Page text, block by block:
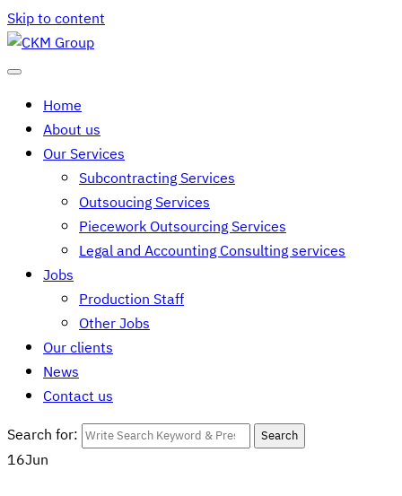
Skip to content
Home
About us
Our Services
Subcontracting Services
Outsoucing Services
Piecework Outsourcing Services
Legal and Accounting Consulting services
Jobs
Production Staff
Other Jobs
Our clients
News
Contact us
Search for:
Search
16Jun